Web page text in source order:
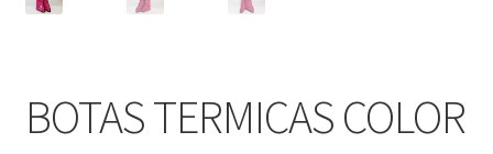
BOTAS TERMICAS COLOR